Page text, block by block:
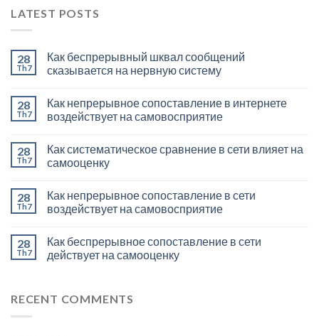
LATEST POSTS
28
Th7
Как беспрерывный шквал сообщений
сказывается на нервную систему
28
Th7
Как непрерывное сопоставление в интернете
воздействует на самовосприятие
28
Th7
Как систематическое сравнение в сети влияет на
самооценку
28
Th7
Как непрерывное сопоставление в сети
воздействует на самовосприятие
28
Th7
Как беспрерывное сопоставление в сети
действует на самооценку
RECENT COMMENTS